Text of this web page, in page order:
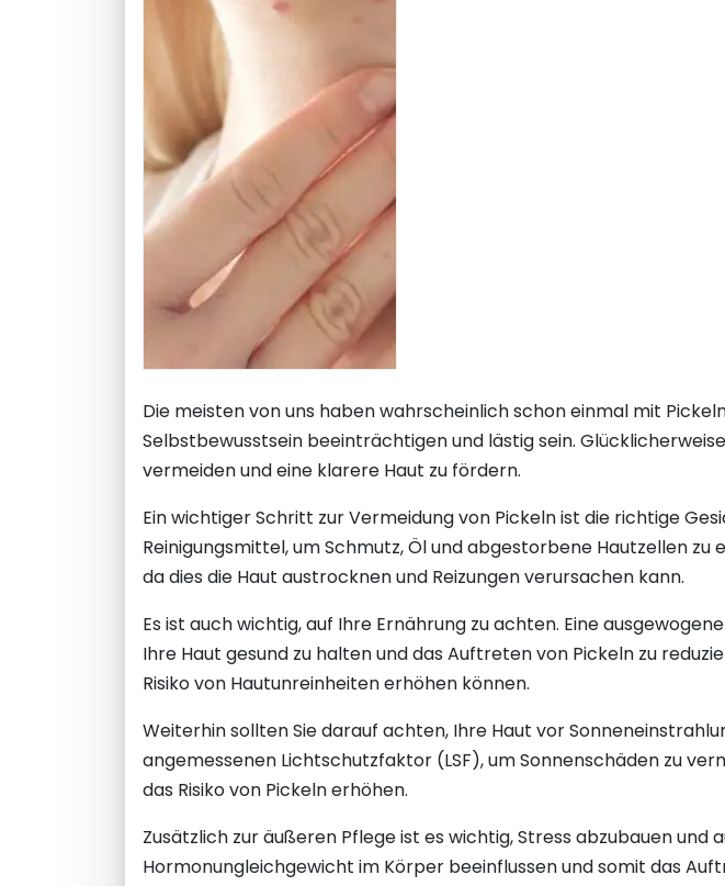
Die meisten von uns haben wahrscheinlich schon einmal mit
Selbstbewusstsein beeinträchtigen und lästig sein.
vermeiden und eine klarere Haut zu fördern.
Ein wichtiger Schritt zur Vermeidung von Pickeln ist die richtige
Reinigungsmittel, um Schmutz, Öl und abgestorbene Hautzellen
da dies die Haut austrocknen und Reizungen verursachen kann.
Es ist auch wichtig, auf Ihre Ernährung zu achten. Eine
Ihre Haut gesund zu halten und das Auftreten von Pickeln zu
Risiko von Hautunreinheiten erhöhen können.
Weiterhin sollten Sie darauf achten, Ihre Haut vor
angemessenen Lichtschutzfaktor (LSF), um Sonnenschäden zu
das Risiko von Pickeln erhöhen.
Zusätzlich zur äußeren Pflege ist es wichtig, Stress abzubauen und
Hormonungleichgewicht im Körper beeinflussen und somit das